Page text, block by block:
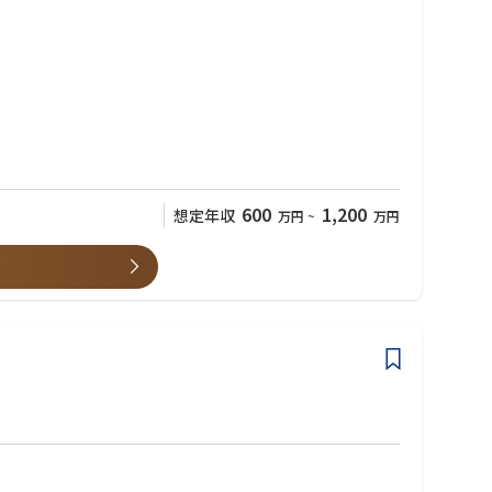
想定年収 600 万円 ~ 1,200 万円